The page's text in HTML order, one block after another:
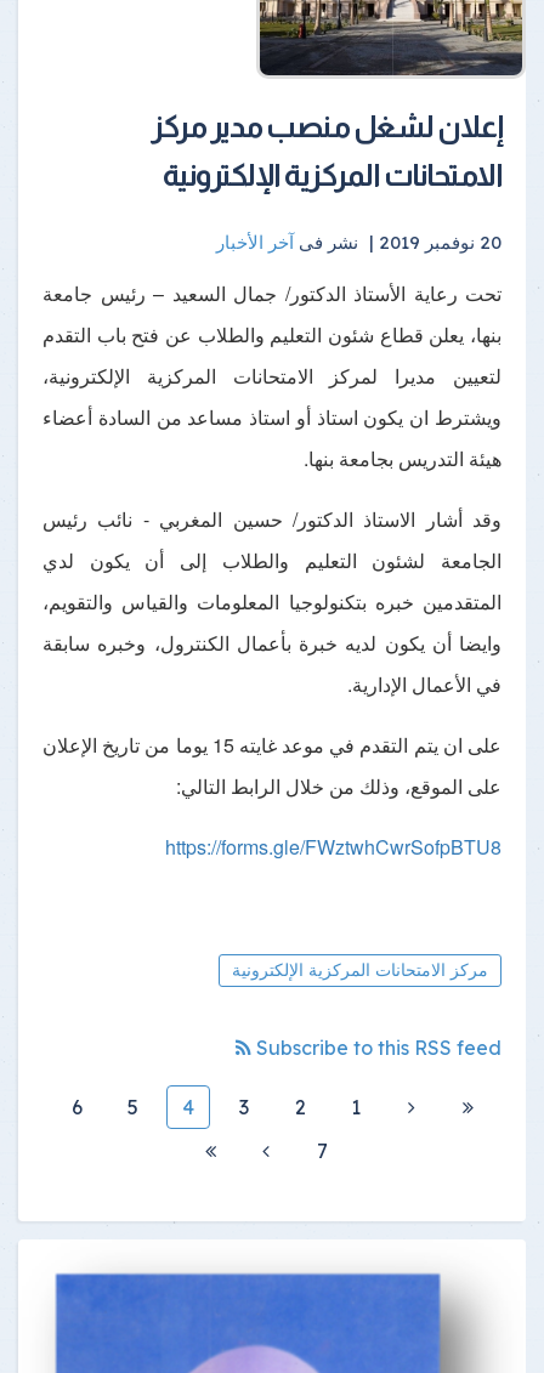
إعلان لشغل منصب مدير مركز
الامتحانات المركزية الإلكترونية
20 نوفمبر 2019 | نشر فى آخر الأخبار
تحت رعاية الأستاذ الدكتور/ جمال السعيد – رئيس جامعة
بنها، يعلن قطاع شئون التعليم والطلاب عن فتح باب التقدم
لتعيين مديرا لمركز الامتحانات المركزية الإلكترونية،
ويشترط ان يكون استاذ أو استاذ مساعد من السادة أعضاء
هيئة التدريس بجامعة بنها.
وقد أشار الاستاذ الدكتور/ حسين المغربي - نائب رئيس
الجامعة لشئون التعليم والطلاب إلى أن يكون لدي
المتقدمين خبره بتكنولوجيا المعلومات والقياس والتقويم،
وايضا أن يكون لديه خبرة بأعمال الكنترول، وخبره سابقة
في الأعمال الإدارية.
على ان يتم التقدم في موعد غايته 15 يوما من تاريخ الإعلان
على الموقع، وذلك من خلال الرابط التالي:
https://forms.gle/FWztwhCwrSofpBTU8
مركز الامتحانات المركزية الإلكترونية
Subscribe to this RSS feed
1
2
3
4
5
6
7